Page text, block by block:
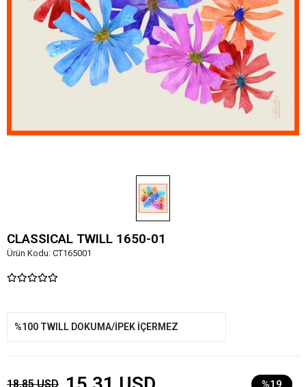
CLASSICAL TWILL 1650-01
Ürün Kodu: CT165001
%100 TWILL DOKUMA/İPEK İÇERMEZ
18,85 USD %19